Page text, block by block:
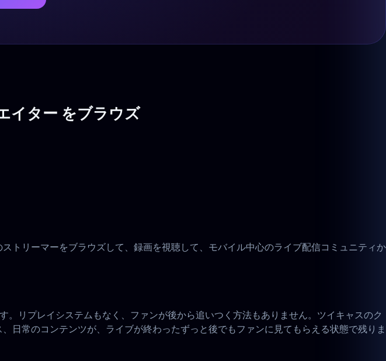
イター をブラウズ
トリーマーをブラウズして、録画を視聴して、モバイル中心のライブ配信コミュニティか
リプレイシステムもなく、ファンが後から追いつく方法もありません。ツイキャスのク
日常のコンテンツが、ライブが終わったずっと後でもファンに見てもらえる状態で残りま